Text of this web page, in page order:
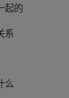
起的
系
么